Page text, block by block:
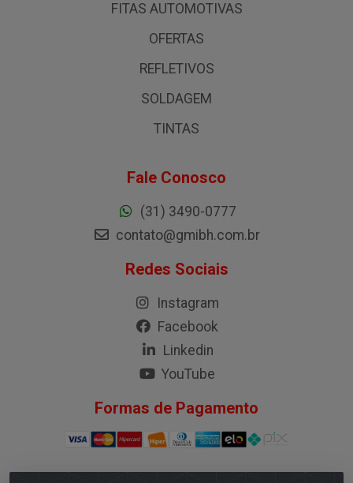
FITAS AUTOMOTIVAS
OFERTAS
REFLETIVOS
SOLDAGEM
TINTAS
Fale Conosco
(31) 3490-0777
contato@gmibh.com.br
Redes Sociais
Instagram
Facebook
Linkedin
YouTube
Formas de Pagamento